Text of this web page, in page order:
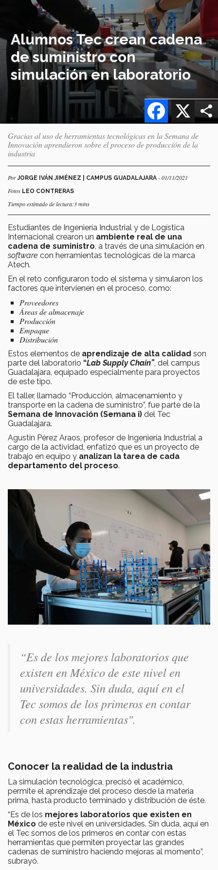
Alumnos Tec crean cadena
de suministro con
simulación en laboratorio
X
Facebook
Gracias al uso de herramientas tecnológicas en la Semana de
Innovación aprendieron sobre el proceso de producción de la
industria
PorJORGE IVÁN JIMÉNEZ | CAMPUS GUADALAJARA - 01/11/2021
Fotos LEO CONTRERAS
Tiempo estimado de lectura:3 mins
Estudiantes de Ingeniería Industrial y de Logística
Internacional crearon un ambiente real de una
cadena de suministro , a través de una simulación en
software con herramientas tecnológicas de la marca
Atech.
En el reto configuraron todo el sistema y simularon los
factores que intervienen en el proceso, como:
Proveedores
Áreas de almacenaje
Producción
Empaque
Distribución
Estos elementos de aprendizaje de alta calidad son
parte del laboratorio “Lab Supply Chain”, del campus
Guadalajara, equipado especialmente para proyectos
de este tipo.
El taller, llamado “Producción, almacenamiento y
transporte en la cadena de suministro”, fue parte de la
Semana de Innovación (Semana i) del Tec
Guadalajara.
Agustín Pérez Araos, profesor de Ingeniería Industrial a
cargo de la actividad, enfatizó que es un proyecto de
trabajo en equipo y analizan la tarea de cada
departamento del proceso.
“Es de los mejores laboratorios que
existen en México de este nivel en
universidades. Sin duda, aquí en el
Tec somos de los primeros en contar
con estas herramientas".
Conocer la realidad de la industria
La simulación tecnológica, precisó el académico,
permite el aprendizaje del proceso desde la materia
prima, hasta producto terminado y distribución de éste.
“Es de los mejores laboratorios que existen en
México de este nivel en universidades. Sin duda, aquí en
el Tec somos de los primeros en contar con estas
herramientas que permiten proyectar las grandes
cadenas de suministro haciendo mejoras al momento”,
subrayó.